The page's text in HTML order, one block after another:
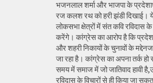
भजनलाल शर्मा और भाजपा के
रज कलश रथ को हरी झंडी दिखाई।
लोकसभा क्षेत्रों में संत कवि रविदास के
करेंगे। कांग्रेस का आरोप है कि प्रदेश
और शहरी निकायों के चुनावों के
जा रहा है। कांग्रेस का अपना तर्क
समय में समाज में जो जातिवाद हावी
रविदास के विचारों से ही किया जा